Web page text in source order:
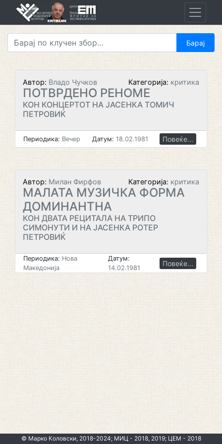
Автор: Владо Чучков Категорија: критика
ПОТВРДЕНО РЕНОМЕ
КОН КОНЦЕРТОТ НА ЈАСЕНКА ТОМИЧ
ПЕТРОВИЌ
Периодика: Вечер Датум: 18.02.1981 Повеќе...
Автор: Милан Фирфов Категорија: критика
МАЛАТА МУЗИЧКА ФОРМА
ДОМИНАНТНА
КОН ДВАТА РЕЦИТАЛА НА ТРИПО
СИМОНУТИ И НА ЈАСЕНКА РОТЕР
ПЕТРОВИЌ
Периодика: Нова
Македонија
Датум:
14.02.1981
Повеќе...
© Марко Коловски, 2018-2024; МИЦ - 2018, 2019; ЦЕМ - 2018